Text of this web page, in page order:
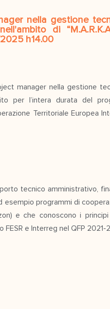
nella gestione
di
h14.00
manager nella gestione
per l’intera durata del
Territoriale Europea
tecnico amministrativo,
esempio programmi di
e che conoscono i principi
e Interreg nel QFP 2021-